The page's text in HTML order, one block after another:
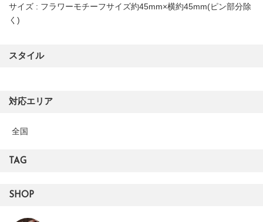
サイズ : フラワーモチーフサイズ約45mm×横約45mm(ピン部分除
く)
スタイル
対応エリア
全国
TAG
SHOP